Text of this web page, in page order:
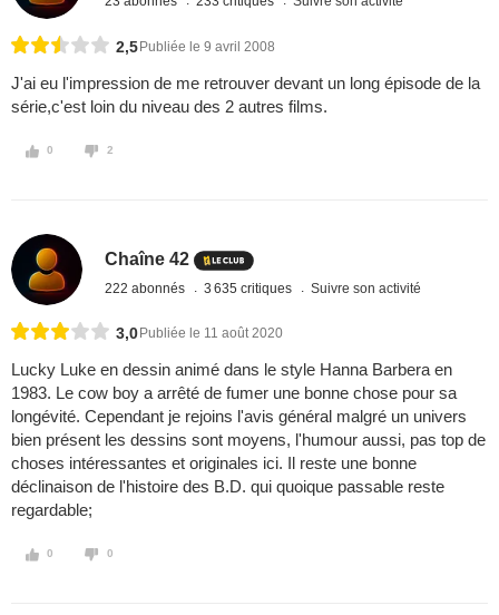
2,5 Publiée le 9 avril 2008
J'ai eu l'impression de me retrouver devant un long épisode de la
série,c'est loin du niveau des 2 autres films.
0 2
Chaîne 42
222 abonnés 3 635 critiques Suivre son activité
3,0 Publiée le 11 août 2020
Lucky Luke en dessin animé dans le style Hanna Barbera en
1983. Le cow boy a arrêté de fumer une bonne chose pour sa
longévité. Cependant je rejoins l'avis général malgré un univers
bien présent les dessins sont moyens, l'humour aussi, pas top de
choses intéressantes et originales ici. Il reste une bonne
déclinaison de l'histoire des B.D. qui quoique passable reste
regardable;
0 0